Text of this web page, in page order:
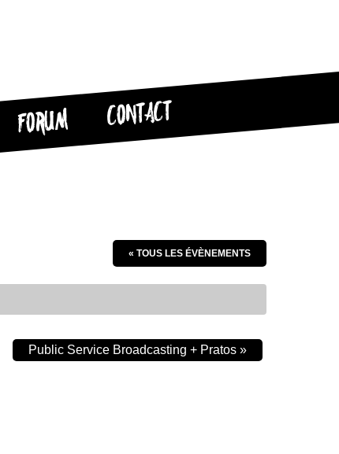
FORUM CONTACT
« TOUS LES ÉVÈNEMENTS
Public Service Broadcasting + Pratos »